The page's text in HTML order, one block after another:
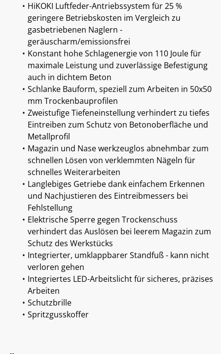
HiKOKI Luftfeder-Antriebssystem für 25 %
geringere Betriebskosten im Vergleich zu
gasbetriebenen Naglern -
geräuscharm/emissionsfrei
Konstant hohe Schlagenergie von 110 Joule für
maximale Leistung und zuverlässige Befestigung
auch in dichtem Beton
Schlanke Bauform, speziell zum Arbeiten in 50x50
mm Trockenbauprofilen
Zweistufige Tiefeneinstellung verhindert zu tiefes
Eintreiben zum Schutz von Betonoberfläche und
Metallprofil
Magazin und Nase werkzeuglos abnehmbar zum
schnellen Lösen von verklemmten Nägeln für
schnelles Weiterarbeiten
Langlebiges Getriebe dank einfachem Erkennen
und Nachjustieren des Eintreibmessers bei
Fehlstellung
Elektrische Sperre gegen Trockenschuss
verhindert das Auslösen bei leerem Magazin zum
Schutz des Werkstücks
Integrierter, umklappbarer Standfuß - kann nicht
verloren gehen
Integriertes LED-Arbeitslicht für sicheres, präzises
Arbeiten
Schutzbrille
Spritzgusskoffer